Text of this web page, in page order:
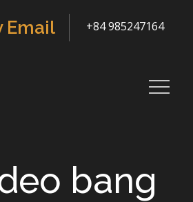
Email +84 985247164
bang